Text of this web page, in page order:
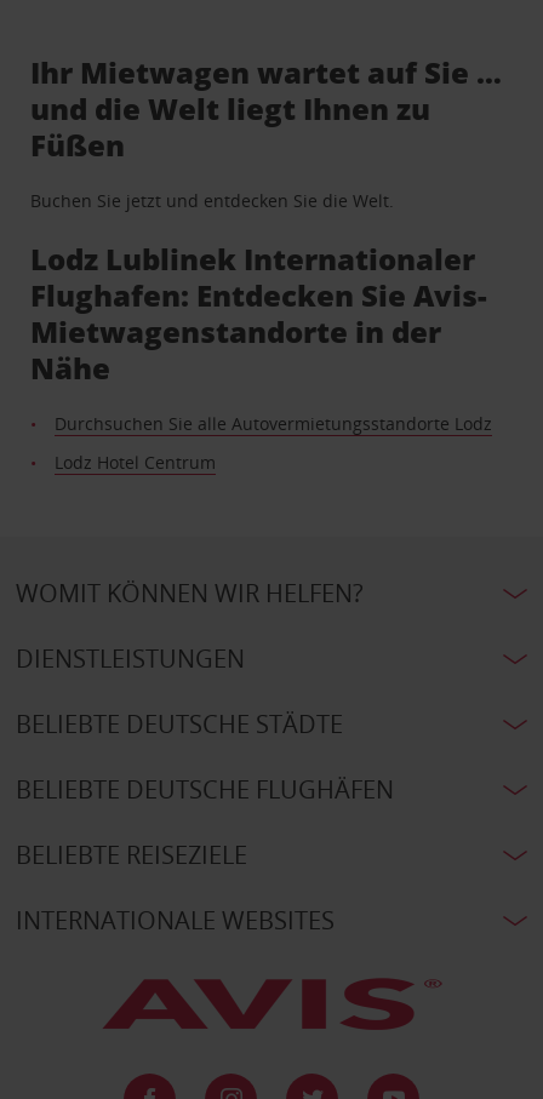
Ihr Mietwagen wartet auf Sie …
und die Welt liegt Ihnen zu
Füßen
Buchen Sie jetzt und entdecken Sie die Welt.
Lodz Lublinek Internationaler
Flughafen: Entdecken Sie Avis-
Mietwagenstandorte in der
Nähe
Durchsuchen Sie alle Autovermietungsstandorte Lodz
Lodz Hotel Centrum
WOMIT KÖNNEN WIR HELFEN?
DIENSTLEISTUNGEN
BELIEBTE DEUTSCHE STÄDTE
BELIEBTE DEUTSCHE FLUGHÄFEN
BELIEBTE REISEZIELE
INTERNATIONALE WEBSITES